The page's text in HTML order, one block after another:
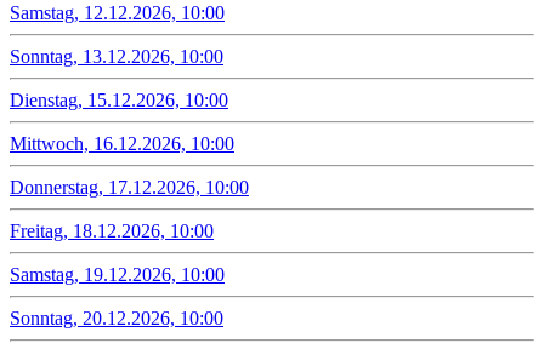
Samstag, 12.12.2026, 10:00
Sonntag, 13.12.2026, 10:00
Dienstag, 15.12.2026, 10:00
Mittwoch, 16.12.2026, 10:00
Donnerstag, 17.12.2026, 10:00
Freitag, 18.12.2026, 10:00
Samstag, 19.12.2026, 10:00
Sonntag, 20.12.2026, 10:00